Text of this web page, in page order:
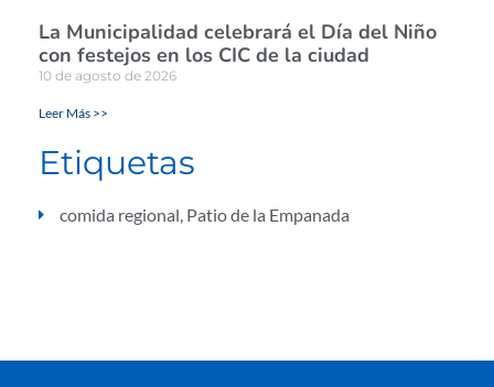
La Municipalidad celebrará el Día del Niño
con festejos en los CIC de la ciudad
10 de agosto de 2026
Leer Más >>
Etiquetas
comida regional, Patio de la Empanada